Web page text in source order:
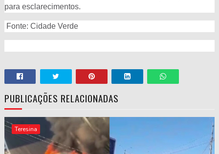
para esclarecimentos.
Fonte: Cidade Verde
PUBLICAÇÕES RELACIONADAS
Teresina